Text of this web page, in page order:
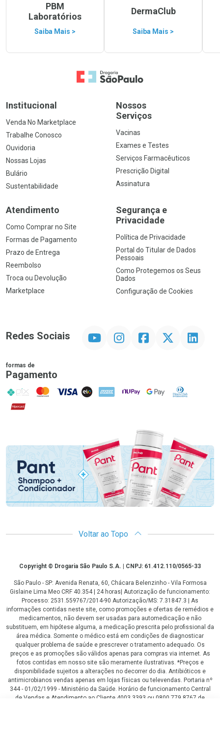
PBM
Laboratórios
Saiba Mais >
DermaClub
Saiba Mais >
Ir para a Home
Institucional
Venda No Marketplace
Trabalhe Conosco
Ouvidoria
Nossas Lojas
Bulário
Sustentabilidade
Nossos
Serviços
Vacinas
Exames e Testes
Serviços Farmacêuticos
Prescrição Digital
Assinatura
Atendimento
Como Comprar no Site
Formas de Pagamento
Prazo de Entrega
Reembolso
Troca ou Devolução
Marketplace
Segurança e
Privacidade
Política de Privacidade
Portal do Titular de Dados
Pessoais
Como Protegemos os Seus
Dados
Configuração de Cookies
Redes Sociais InstagramFacebookTwitter Linkedin
formas de
Pagamento
PIX MasterCard
VISA ELO AMEX NuPay Google PayDiners Club
Hipercard
Promoção em Destaque
Voltar ao Topo
CopyrightCopyright © Drogaria São Paulo S.A. | CNPJ: 61.412.110/0565-33
São Paulo - SP: Avenida Renata, 60, Chácara Belenzinho - Vila Formosa
Gislaine Lima Meo CRF 40.354 | 24 horas| Autorização de funcionamento:
Processo: 2531.559767/2014-90 Autorização/MS: 7.31847.3 | As
informações contidas neste site, como promoções e ofertas de remédios e
medicamentos, não devem ser usadas para automedicação e não
substituem, em hipótese alguma, a medicação prescrita pelo profissional da
área médica. Somente o médico está em condições de diagnosticar
qualquer problema de saúde e prescrever o tratamento adequado. Os
preços e as promoções são válidos apenas para compras via internet. As
fotos contidas em nosso site são meramente ilustrativas. *Preços e
disponibilidade sujeitos a alterações no decorrer do dia. Antibióticos e
antimicrobianos vendas apenas em lojas físicas ou televendas. Portaria nº
344 - 01/02/1999 - Ministério da Saúde. Horário de funcionamento Central
de Vendas e Atendimento ao Cliente 4003 3393 ou 0800 779 8767 de